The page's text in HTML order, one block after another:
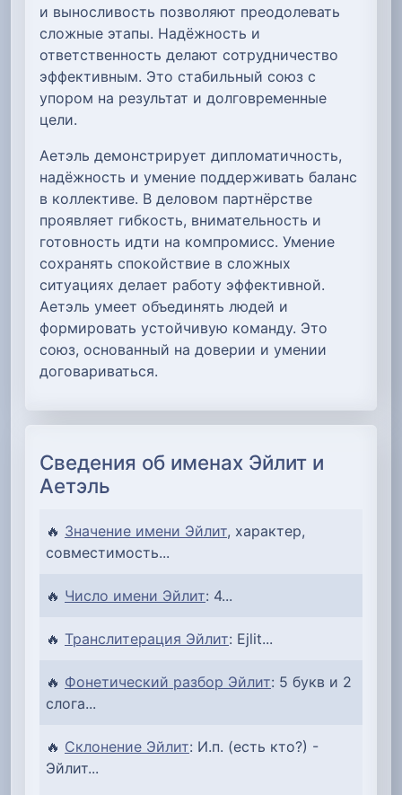
и выносливость позволяют преодолевать
сложные этапы. Надёжность и
ответственность делают сотрудничество
эффективным. Это стабильный союз с
упором на результат и долговременные
цели.
Аетэль демонстрирует дипломатичность,
надёжность и умение поддерживать баланс
в коллективе. В деловом партнёрстве
проявляет гибкость, внимательность и
готовность идти на компромисс. Умение
сохранять спокойствие в сложных
ситуациях делает работу эффективной.
Аетэль умеет объединять людей и
формировать устойчивую команду. Это
союз, основанный на доверии и умении
договариваться.
Сведения об именах Эйлит и
Аетэль
🔥 Значение имени Эйлит, характер,
совместимость...
🔥 Число имени Эйлит: 4...
🔥 Транслитерация Эйлит: Ejlit...
🔥 Фонетический разбор Эйлит: 5 букв и 2
слога...
🔥 Склонение Эйлит: И.п. (есть кто?) -
Эйлит...